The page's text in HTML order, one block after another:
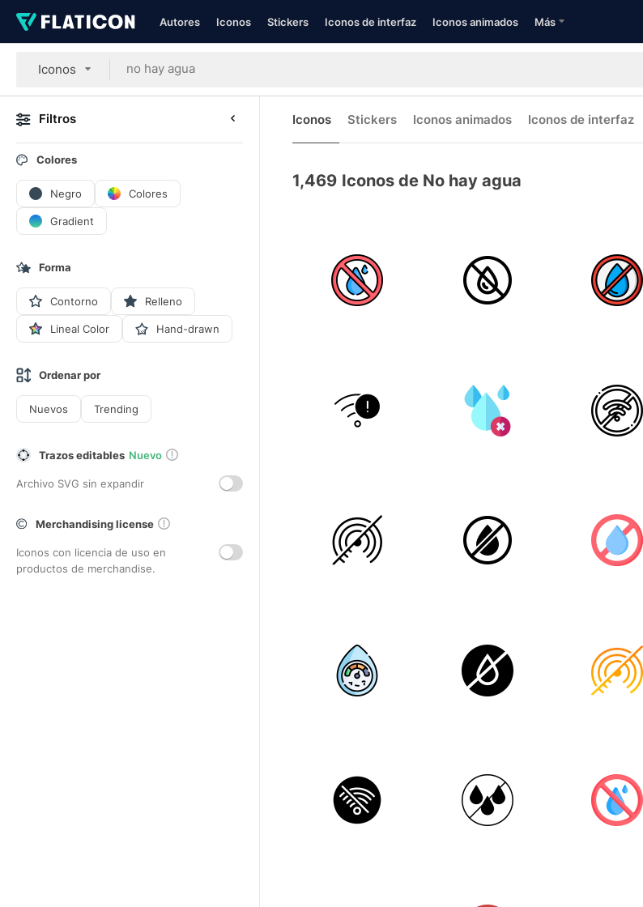
Autores Iconos Stickers Iconos de interfaz Iconos animados Más
Iconos
Filtros
Colores
Negro Colores
Gradient
Forma
Contorno Relleno
Lineal Color Hand-drawn
Ordenar por
Nuevos Trending
Trazos editables Nuevo
Archivo SVG sin expandir
Merchandising license
Iconos con licencia de uso en
productos de merchandise.
Iconos Stickers Iconos animados Iconos de interfaz
1,469 Iconos de No hay agua